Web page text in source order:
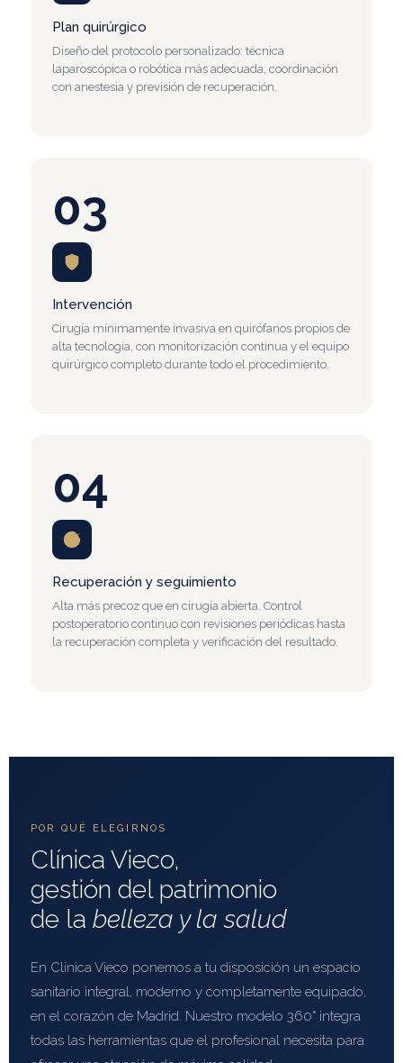
Plan quirúrgico
Diseño del protocolo personalizado: técnica
laparoscópica o robótica más adecuada, coordinación
con anestesia y previsión de recuperación.
03
Intervención
Cirugía mínimamente invasiva en quirófanos propios de
alta tecnología, con monitorización continua y el equipo
quirúrgico completo durante todo el procedimiento.
04
Recuperación y seguimiento
Alta más precoz que en cirugía abierta. Control
postoperatorio continuo con revisiones periódicas hasta
la recuperación completa y verificación del resultado.
POR QUÉ ELEGIRNOS
Clínica Vieco,
gestión del patrimonio
de la belleza y la salud
En Clínica Vieco ponemos a tu disposición un espacio
sanitario integral, moderno y completamente equipado,
en el corazón de Madrid. Nuestro modelo 360° integra
todas las herramientas que el profesional necesita para